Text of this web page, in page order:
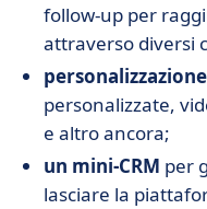
follow-up per
attraverso diversi
personalizzate,
e altro ancora;
un mini-CRM per
lasciare la